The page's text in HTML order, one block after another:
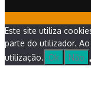
Este site utiliza
parte do utilizador.
utilização. Ok Não